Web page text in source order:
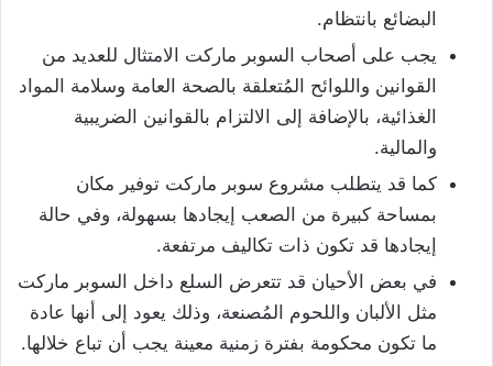
البضائع بانتظام.
يجب على أصحاب السوبر ماركت الامتثال للعديد من
القوانين واللوائح المُتعلقة بالصحة العامة وسلامة المواد
الغذائية، بالإضافة إلى الالتزام بالقوانين الضريبية
والمالية.
كما قد يتطلب مشروع سوبر ماركت توفير مكان
بمساحة كبيرة من الصعب إيجادها بسهولة، وفي حالة
إيجادها قد تكون ذات تكاليف مرتفعة.
في بعض الأحيان قد تتعرض السلع داخل السوبر ماركت
مثل الألبان واللحوم المُصنعة، وذلك يعود إلى أنها عادة
ما تكون محكومة بفترة زمنية معينة يجب أن تباع خلالها.